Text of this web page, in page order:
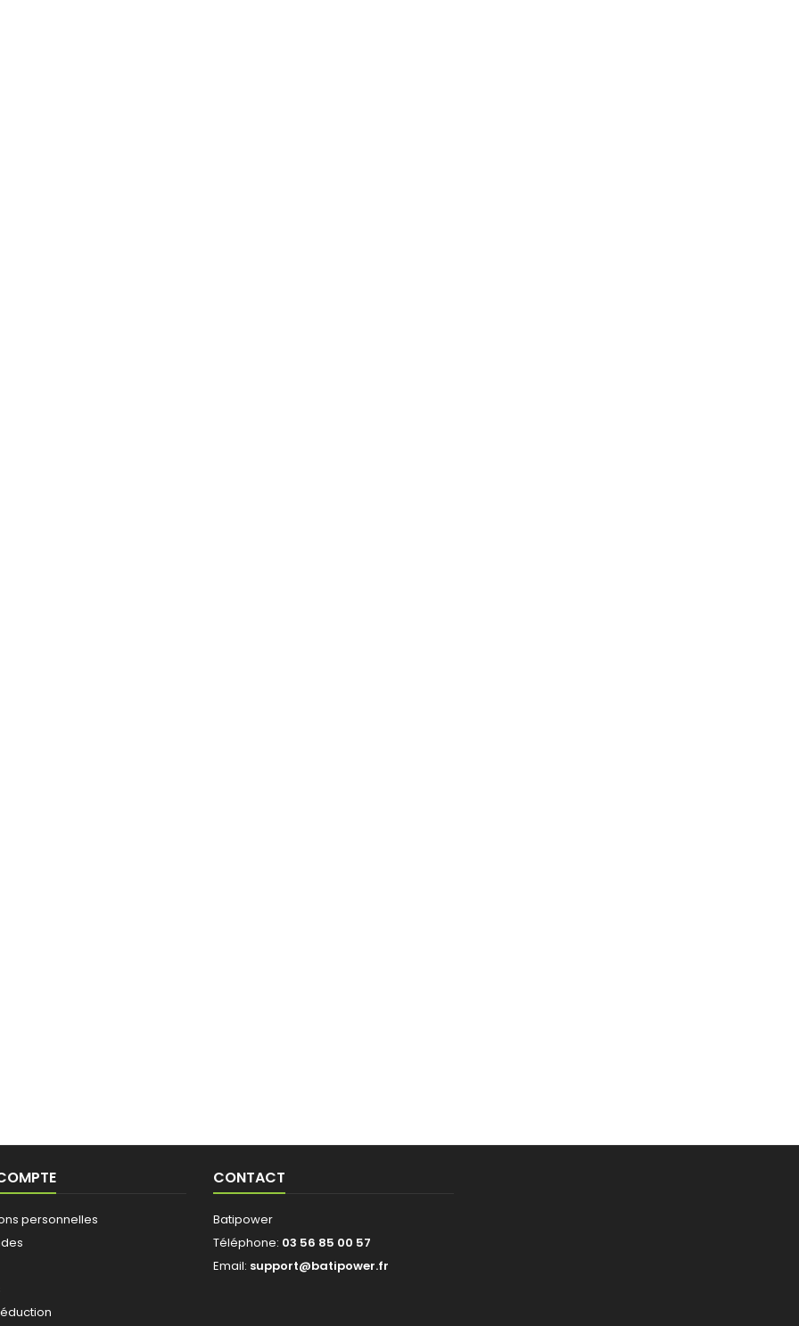
personnelles
CONTACT
Batipower
Téléphone: 03 56 85 00 57
Email: support@batipower.fr